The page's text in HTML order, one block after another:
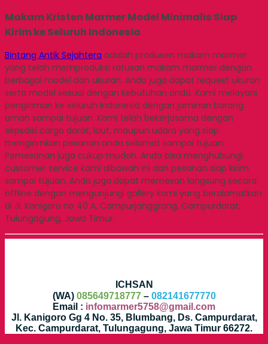
Makam Kristen Marmer Model Minimalis Siap
Kirim ke Seluruh Indonesia
Bintang Antik Sejahtera adalah produsen makam marmer
yang telah memproduksi ratusan makam marmer dengan
berbagai model dan ukuran. Anda juga dapat request ukuran
serta model sesuai dengan kebutuhan anda. Kami melayani
pengiriman ke seluruh Indonesia dengan jaminan barang
aman sampai tujuan. Kami telah bekerjasama dengan
ekpsdisi cargo darat, laut, maupun udara yang siap
mengirimkan pesanan anda selamat sampai tujuan.
Pemesanan juga cukup mudah. Anda bisa menghubungi
customer service kami dibawah ini dan pesanan siap kirim
sampai tujuan. Anda juga dapat memesan langsung secara
offline dengan mengunjungi gallery kami yang beralamatkan
di Jl. Kanigoro no 40 A, Campurjanggrang, Campurdarat,
Tulungagung, Jawa Timur.
ICHSAN
(WA) 085649718777– 082141677770
Email : infomarmer5758@gmail.com
Jl. Kanigoro Gg 4 No. 35, Blumbang, Ds. Campurdarat,
Kec. Campurdarat, Tulungagung, Jawa Timur 66272.